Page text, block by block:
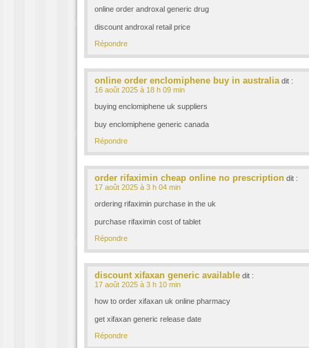
online order androxal generic drug
discount androxal retail price
Répondre
online order enclomiphene buy in australia dit :
16 août 2025 à 18 h 09 min
buying enclomiphene uk suppliers
buy enclomiphene generic canada
Répondre
order rifaximin cheap online no prescription dit :
17 août 2025 à 3 h 04 min
ordering rifaximin purchase in the uk
purchase rifaximin cost of tablet
Répondre
discount xifaxan generic available dit :
17 août 2025 à 3 h 10 min
how to order xifaxan uk online pharmacy
get xifaxan generic release date
Répondre